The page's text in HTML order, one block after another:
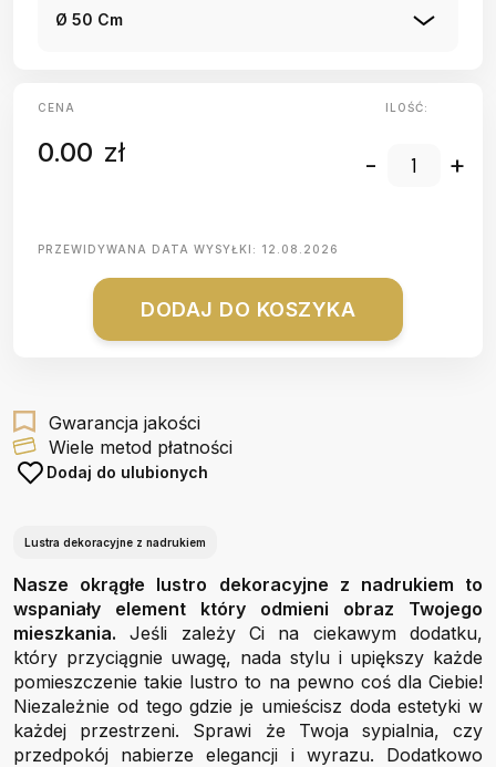
Ø 50 Cm
CENA
0.00 zł
ILOŚĆ:
- +
PRZEWIDYWANA DATA WYSYŁKI: 12.08.2026
DODAJ DO KOSZYKA
Gwarancja jakości
Wiele metod płatności
Dodaj do ulubionych
Lustra dekoracyjne z nadrukiem
Nasze okrągłe lustro dekoracyjne z nadrukiem to
wspaniały element który odmieni obraz Twojego
mieszkania. Jeśli zależy Ci na ciekawym dodatku,
który przyciągnie uwagę, nada stylu i upiększy każde
pomieszczenie takie lustro to na pewno coś dla Ciebie!
Niezależnie od tego gdzie je umieścisz doda estetyki w
każdej przestrzeni. Sprawi że Twoja sypialnia, czy
przedpokój nabierze elegancji i wyrazu. Dodatkowo